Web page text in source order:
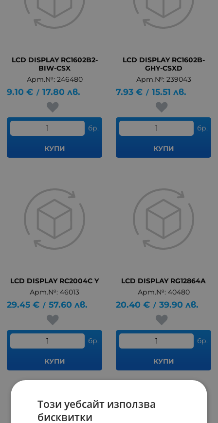
LCD DISPLAY RC1602B2-
BIW-CSX
Арт.№: 246480
9.10 € / 17.80 лв.
бр.
КУПИ
LCD DISPLAY RC1602B-
GHY-CSXD
Арт.№: 239043
7.93 € / 15.51 лв.
бр.
КУПИ
LCD DISPLAY RC2004C Y
Арт.№: 46013
29.45 € / 57.60 лв.
бр.
КУПИ
LCD DISPLAY RG12864A
Арт.№: 40480
20.40 € / 39.90 лв.
бр.
КУПИ
Този уебсайт използва
бисквитки